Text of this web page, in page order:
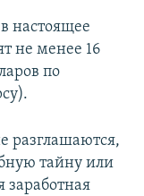
настоящее
не менее 16
по
разглашаются,
тайну или
заработная